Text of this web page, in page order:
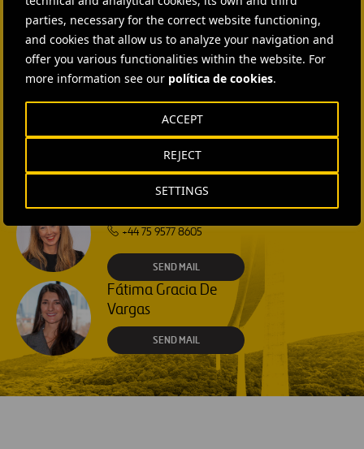
parties, necessary for the correct website functioning,
and cookies that allow us to analyze your navigation and
offer you various functionalities within the website. For
more information see our política de cookies.
SETTINGS
REJECT
ACCEPT
SEND MAIL
Isabel Muñoz Torres
SEND MAIL
Rebecca Rountree
+1 (512) 568-5015
Laura Brown
+44 75 9577 8605
SEND MAIL
Fátima Gracia De
Vargas
SEND MAIL